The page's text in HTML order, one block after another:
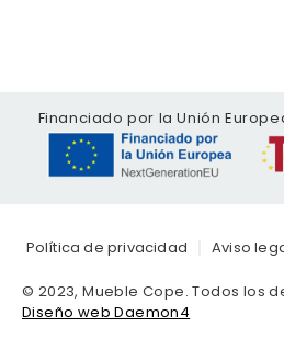
Financiado por la Unión
© 2023, Mueble Cope. Todos los
Diseño web Daemon4
Política de privacidad Aviso